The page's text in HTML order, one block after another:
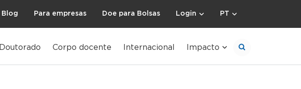
Blog Para empresas Doe para Bolsas Login PT
Doutorado Corpo docente Internacional Impacto